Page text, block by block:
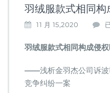
羽绒服款式相同构
11 月 15,2020
羽绒服款式相同构成侵权
——浅析金羽杰公司诉
竞争纠纷一案